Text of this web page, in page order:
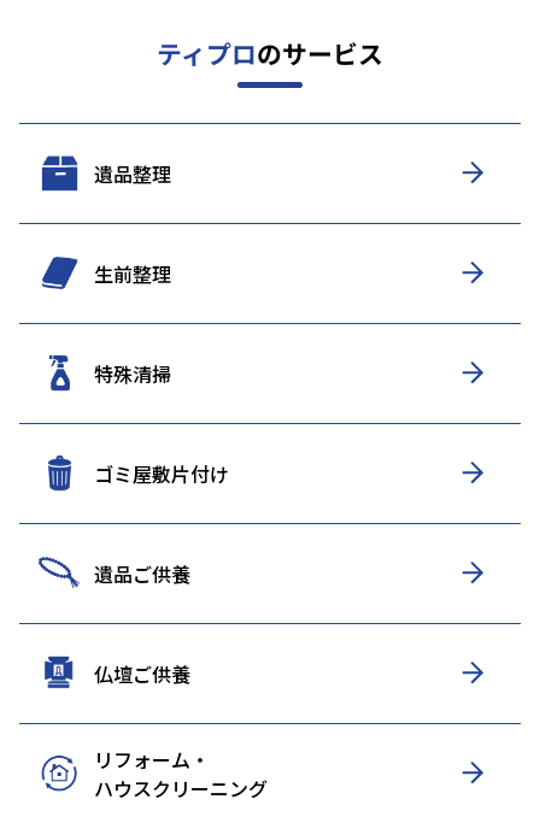
ティプロのサービス
遺品整理
生前整理
特殊清掃
ゴミ屋敷片付け
遺品ご供養
仏壇ご供養
リフォーム・
ハウスクリーニング